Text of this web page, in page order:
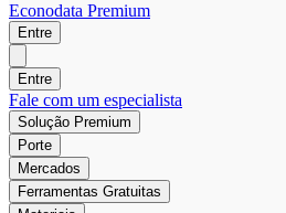
Econodata Premium
Entre
Entre
Fale com um especialista
Solução Premium
Porte
Mercados
Ferramentas Gratuitas